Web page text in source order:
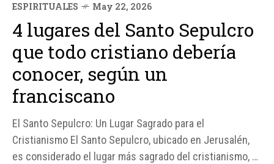
ESPIRITUALES May 22, 2026
4 lugares del Santo Sepulcro
que todo cristiano debería
conocer, según un
franciscano
El Santo Sepulcro: Un Lugar Sagrado para el
Cristianismo El Santo Sepulcro, ubicado en Jerusalén,
es considerado el lugar más sagrado del cristianismo, ya